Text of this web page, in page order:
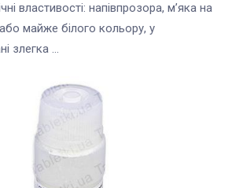
властивості: напівпрозора, м’яка на
майже білого кольору, у
злегка ...